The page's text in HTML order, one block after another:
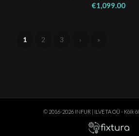
€1,099.00
1 2 3 › »
© 2016-2026 INFUR | ILVETA OÜ - Kõik